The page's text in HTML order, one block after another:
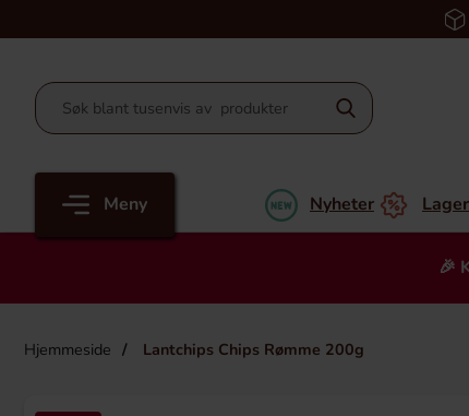
Meny Nyheter
🎉
Hjemmeside Lantchips Chips Rømme 200g